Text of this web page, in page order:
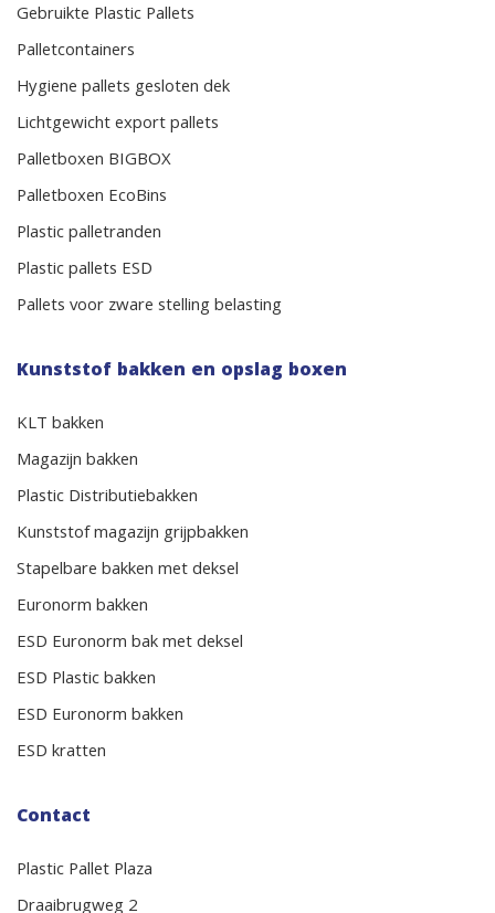
Gebruikte Plastic Pallets
Palletcontainers
Hygiene pallets gesloten dek
Lichtgewicht export pallets
Palletboxen BIGBOX
Palletboxen EcoBins
Plastic palletranden
Plastic pallets ESD
Pallets voor zware stelling belasting
Kunststof bakken en opslag boxen
KLT bakken
Magazijn bakken
Plastic Distributiebakken
Kunststof magazijn grijpbakken
Stapelbare bakken met deksel
Euronorm bakken
ESD Euronorm bak met deksel
ESD Plastic bakken
ESD Euronorm bakken
ESD kratten
Contact
Plastic Pallet Plaza